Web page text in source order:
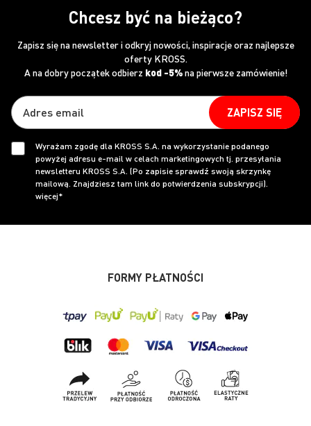
Chcesz być na bieżąco?
Zapisz się na newsletter i odkryj nowości, inspiracje oraz najlepsze
oferty KROSS.
A na dobry początek odbierz kod -5%na pierwsze zamówienie!
ZAPISZ SIĘ
Wyrażam zgodę dla KROSS S.A. na wykorzystanie podanego
powyżej adresu e-mail w celach marketingowych tj. przesyłania
newsletteru KROSS S.A. (Po zapisie sprawdź swoją skrzynkę
mailową. Znajdziesz tam link do potwierdzenia subskrypcji).
więcej*
FORMY PŁATNOŚCI